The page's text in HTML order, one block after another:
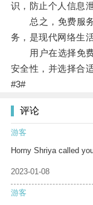
识，防止个人信息
总之，免费服务
务，是现代网络生
用户在选择免费
安全性，并选择合
#3#
评论
游客
Horny Shriya called
2023-01-08
游客